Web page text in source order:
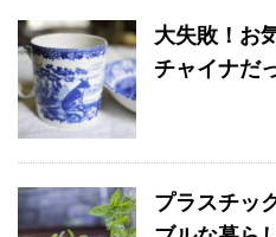
大失敗！お
チャイナだ
プラスチッ